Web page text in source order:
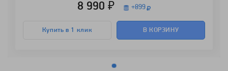
8 990 ₽ +899
Купить в 1 клик В КОРЗИНУ